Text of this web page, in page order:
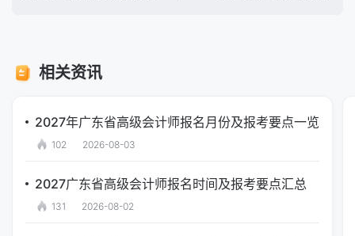
相关资讯
2027年广东省高级会计师报名月份及报考要点一览
102 2026-08-03
2027广东省高级会计师报名时间及报考要点汇总
131 2026-08-02